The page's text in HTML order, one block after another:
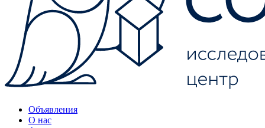
Объявления
О нас